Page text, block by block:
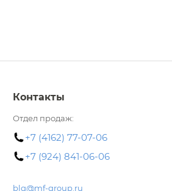
Контакты
Отдел продаж:
+7 (4162) 77-07-06
+7 (924) 841-06-06
blg@mf-group.ru